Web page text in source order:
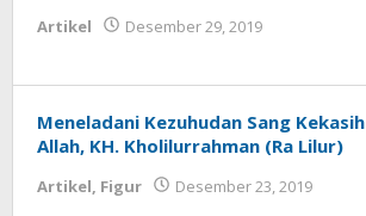
Artikel Desember 29, 2019
Meneladani Kezuhudan Sang Kekasih
Allah, KH. Kholilurrahman (Ra Lilur)
Artikel, Figur Desember 23, 2019